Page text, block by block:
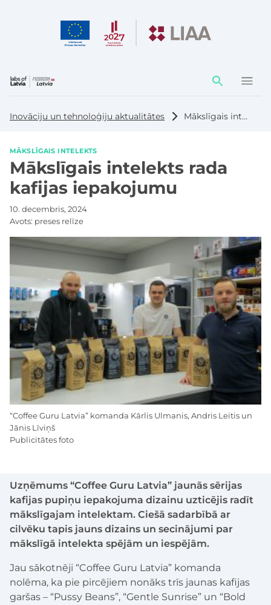
Darbības
elementi
Inovāciju un tehnoloģiju aktualitātes Mākslīgais intelekts rada kafijas iepakojumu
MĀKSLĪGAIS INTELEKTS
Mākslīgais intelekts rada
kafijas iepakojumu
10. decembris, 2024
Avots: preses relīze
Uzņēmums “Coffee Guru Latvia” jaunās sērijas
kafijas pupiņu iepakojuma dizainu uzticējis radīt
mākslīgajam intelektam. Ciešā sadarbībā ar
cilvēku tapis jauns dizains un secinājumi par
mākslīgā intelekta spējām un iespējām.
Jau sākotnēji “Coffee Guru Latvia” komanda
nolēma, ka pie pircējiem nonāks trīs jaunas kafijas
garšas – “Pussy Beans”, “Gentle Sunrise” un “Bold
“Coffee Guru Latvia” komanda Kārlis Ulmanis, Andris Leitis un
Jānis Līviņš
Publicitātes foto